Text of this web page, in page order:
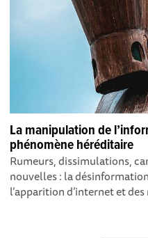
La manipulation de
phénomène héréditaire
Rumeurs, dissimulations,
nouvelles : la
l’apparition d’internet et des